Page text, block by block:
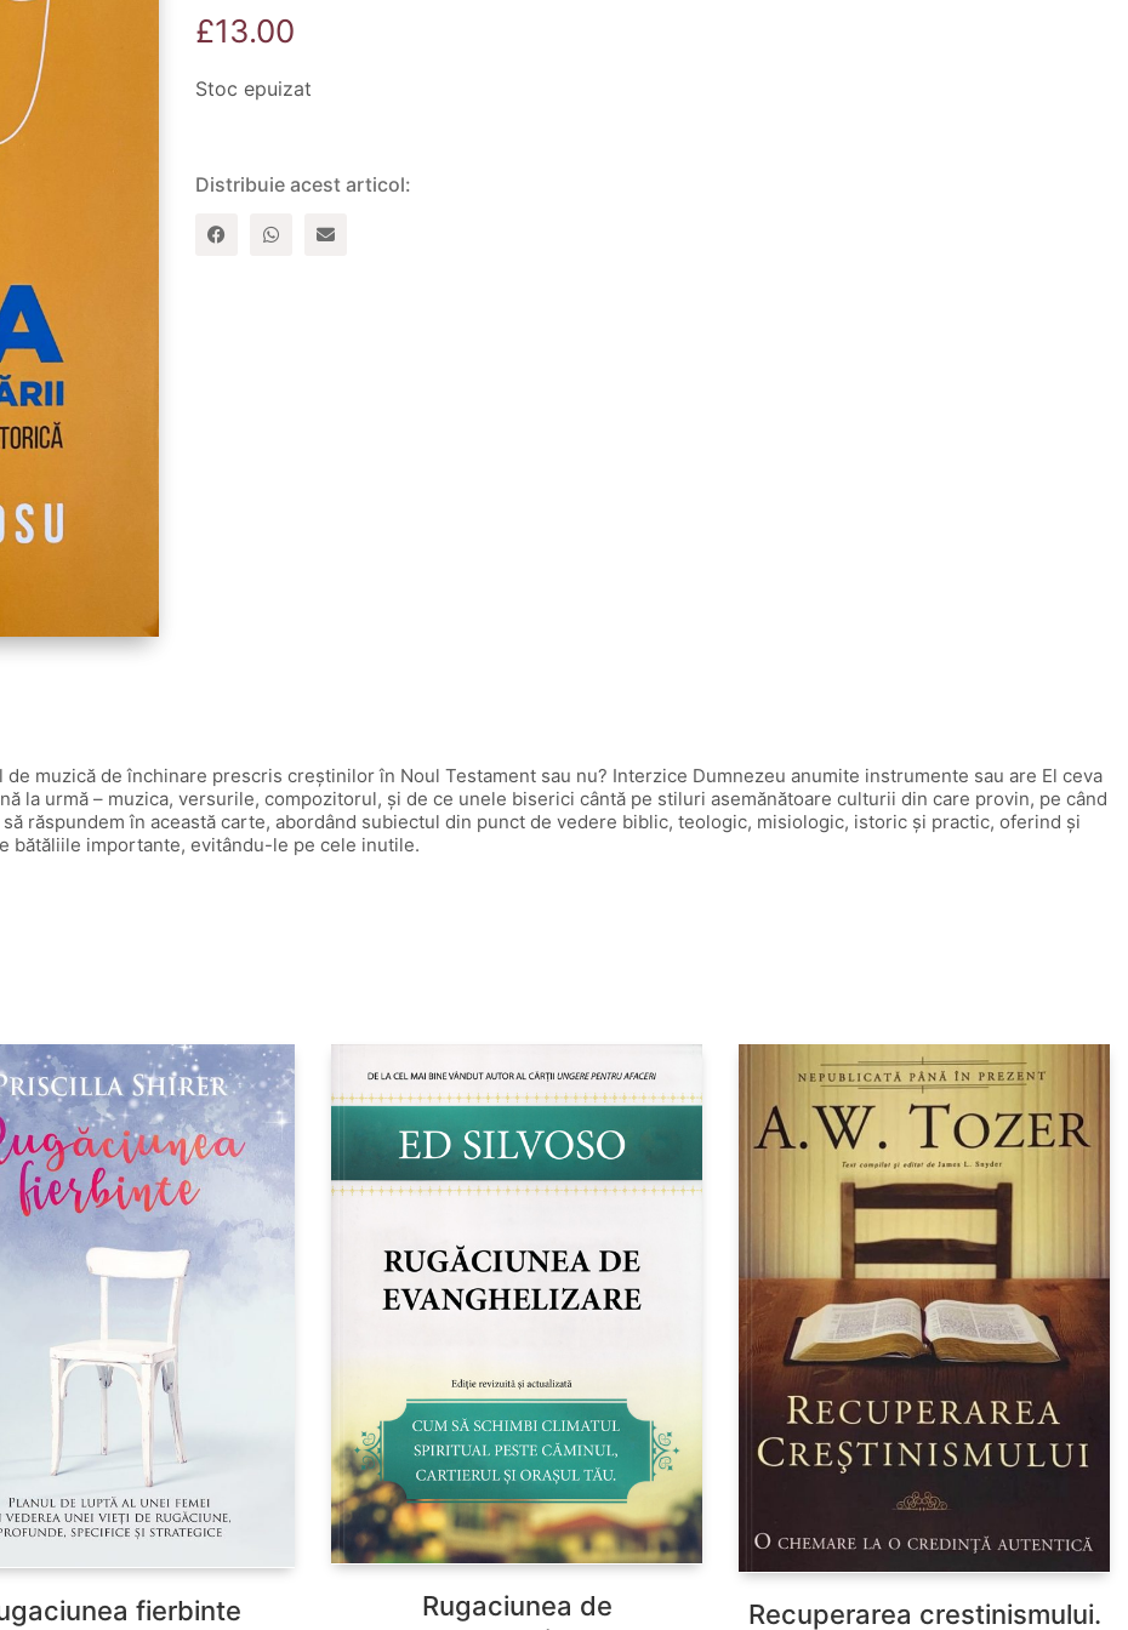
£13.00
Stoc epuizat
Distribuie acest articol:
muzică de închinare prescris creștinilor în Noul Testament sau nu? Interzice Dumnezeu anumite instrumente sau are El ceva
la urmă – muzica, versurile, compozitorul, și de ce unele biserici cântă pe stiluri asemănătoare culturii din care provin, pe când
răspundem în această carte, abordând subiectul din punct de vedere biblic, teologic, misiologic, istoric și practic, oferind și
bătăliile importante, evitându-le pe cele inutile.
fierbinte
Rugaciunea de
Recuperarea crestinismului.